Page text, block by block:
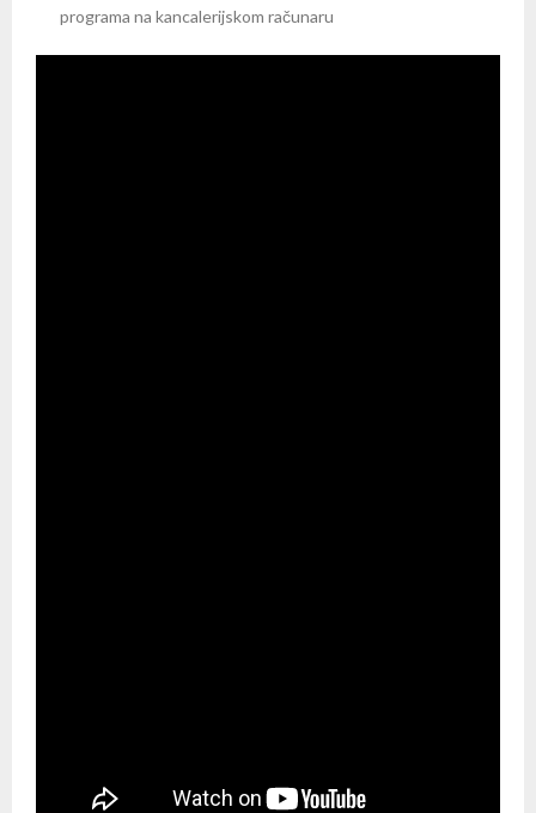
programa na kancalerijskom računaru